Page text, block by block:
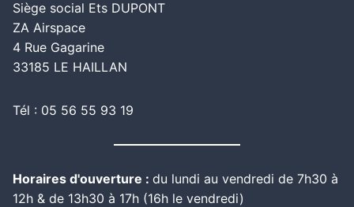
Siège social Ets DUPONT
ZA Airspace
4 Rue Gagarine
33185 LE HAILLAN
Tél : 05 56 55 93 19
Horaires d'ouverture : du lundi au vendredi de 7h30 à
12h & de 13h30 à 17h (16h le vendredi)